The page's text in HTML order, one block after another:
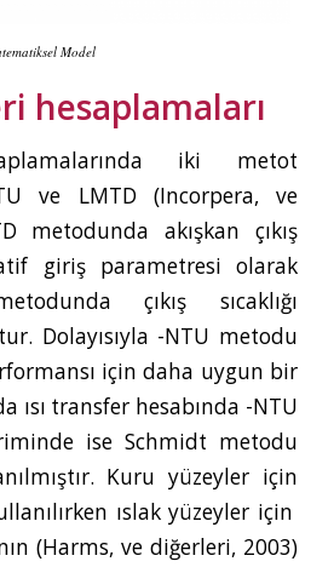
Model
hesaplamaları
iki metot
ve LMTD (Incorpera, ve
metodunda akışkan çıkış
giriş parametresi olarak
çıkış sıcaklığı
Dolayısıyla Ԑ-NTU metodu
için daha uygun bir
transfer hesabında Ԑ-NTU
ise Schmidt metodu
Kuru yüzeyler için
ıslak yüzeyler için
(Harms, ve diğerleri, 2003)